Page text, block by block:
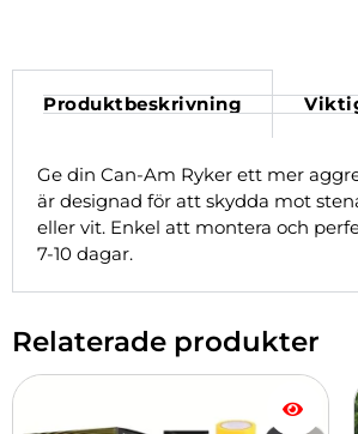
Produktbeskrivning
Ge din Can-Am Ryker ett mer
är designad för att skydda mot
eller vit. Enkel att montera och
7-10 dagar.
Relaterade produkter